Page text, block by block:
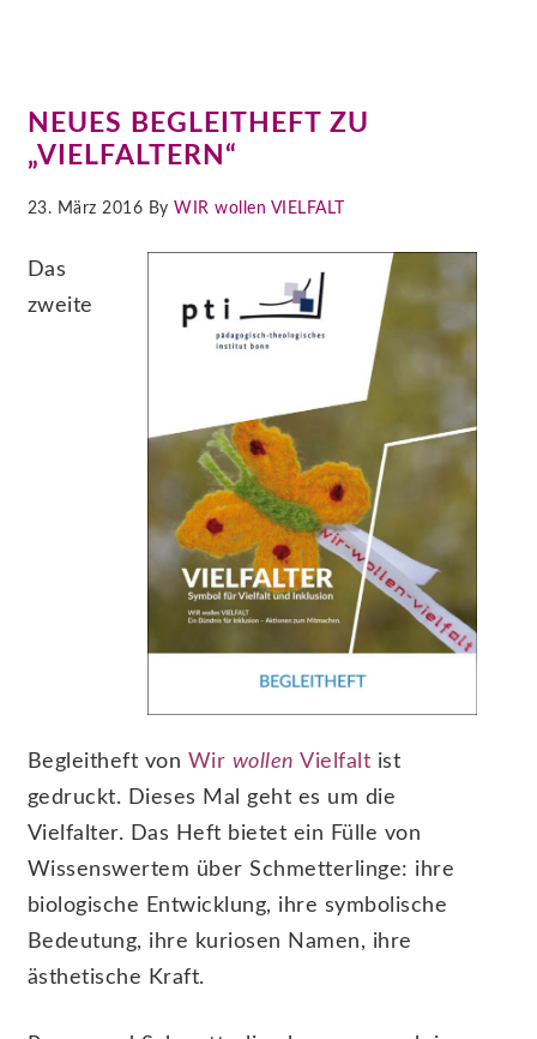
NEUES BEGLEITHEFT ZU
„VIELFALTERN“
23. März 2016 By WIR wollen VIELFALT
Das
zweite
Begleitheft von Wir wollen Vielfalt ist
gedruckt. Dieses Mal geht es um die
Vielfalter. Das Heft bietet ein Fülle von
Wissenswertem über Schmetterlinge: ihre
biologische Entwicklung, ihre symbolische
Bedeutung, ihre kuriosen Namen, ihre
ästhetische Kraft.